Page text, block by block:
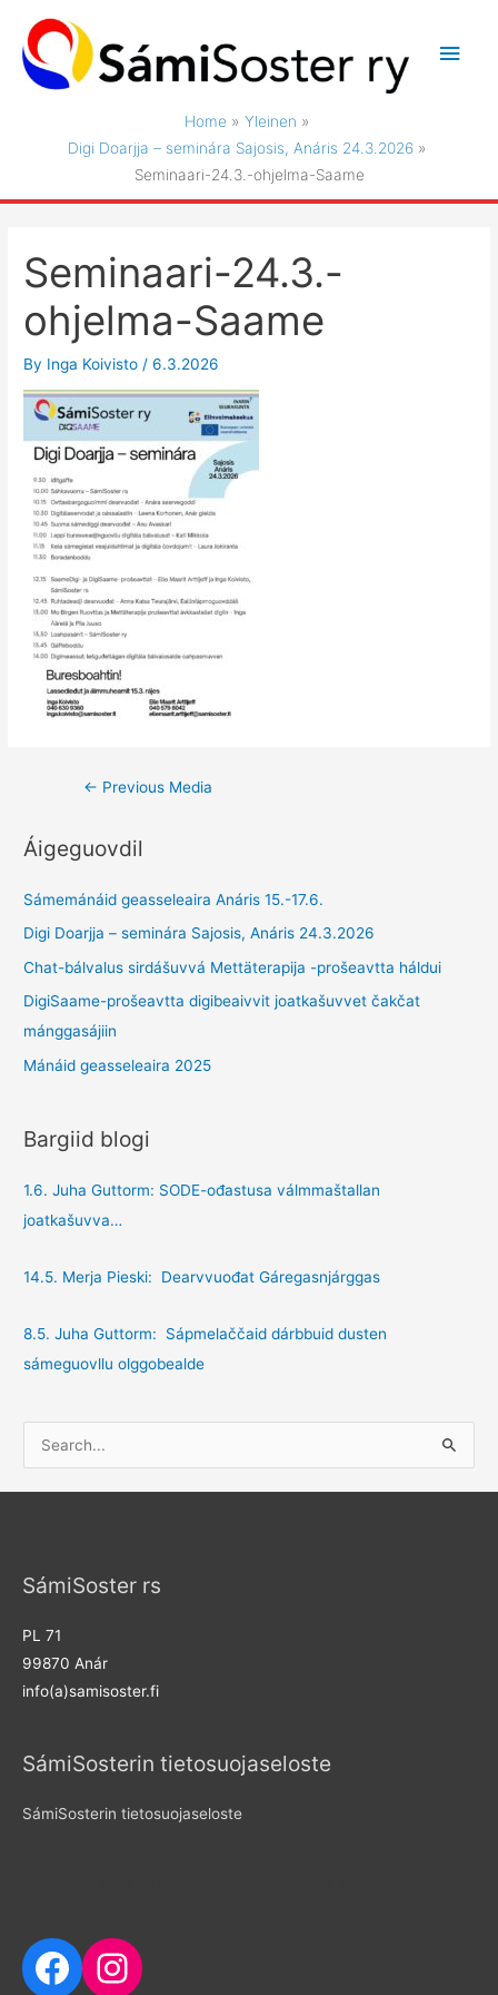
content
Main
Home
Yleinen
Digi Doarjja – seminára Sajosis, Anáris 24.3.2026
Seminaari-24.3.-ohjelma-Saame
Seminaari-24.3.-
ohjelma-Saame
By Inga Koivisto /6.3.2026
Post← Previous Media
Áigeguovdil
Sámemánáid geasseleaira Anáris 15.-17.6.
Digi Doarjja – seminára Sajosis, Anáris 24.3.2026
Chat-bálvalus sirdášuvvá Mettäterapija -prošeavtta háldui
DigiSaame-prošeavtta digibeaivvit joatkašuvvet čakčat
mánggasájiin
Mánáid geasseleaira 2025
Bargiid blogi
1.6. Juha Guttorm: SODE-ođastusa válmmaštallan
joatkašuvva…
14.5. Merja Pieski: Dearvvuođat Gáregasnjárggas
8.5. Juha Guttorm: Sápmelaččaid dárbbuid dusten
sámeguovllu olggobealde
e
a
h
o
SámiSoster rs
PL 71
99870 Anár
info(a)samisoster.fi
SámiSosterin tietosuojaseloste
SámiSosterin tietosuojaseloste
Facebook
Instagram